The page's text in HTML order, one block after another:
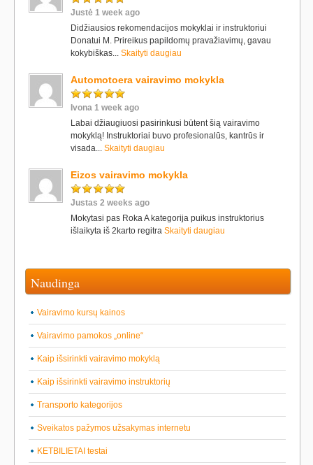
Justė 1 week ago
Didžiausios rekomendacijos mokyklai ir instruktoriui
Donatui M. Prireikus papildomų pravažiavimų, gavau
kokybiškas... Skaityti daugiau
Automotoera vairavimo mokykla
Ivona 1 week ago
Labai džiaugiuosi pasirinkusi būtent šią vairavimo
mokyklą! Instruktoriai buvo profesionalūs, kantrūs ir
visada... Skaityti daugiau
Eizos vairavimo mokykla
Justas 2 weeks ago
Mokytasi pas Roka A kategorija puikus instruktorius
išlaikyta iš 2karto regitra Skaityti daugiau
Naudinga
Vairavimo kursų kainos
Vairavimo pamokos „online“
Kaip išsirinkti vairavimo mokyklą
Kaip išsirinkti vairavimo instruktorių
Transporto kategorijos
Sveikatos pažymos užsakymas internetu
KETBILIETAI testai